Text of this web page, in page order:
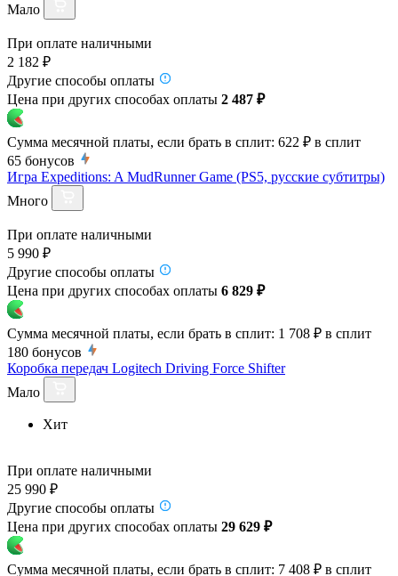
Мало
При оплате наличными
2 182 ₽
Другие способы оплаты
Цена при других способах оплаты 2 487 ₽
Сумма месячной платы, если брать в сплит: 622 ₽ в сплит
65 бонусов
Игра Expeditions: A MudRunner Game (PS5, русские субтитры)
Много
При оплате наличными
5 990 ₽
Другие способы оплаты
Цена при других способах оплаты 6 829 ₽
Сумма месячной платы, если брать в сплит: 1 708 ₽ в сплит
180 бонусов
Коробка передач Logitech Driving Force Shifter
Мало
Хит
При оплате наличными
25 990 ₽
Другие способы оплаты
Цена при других способах оплаты 29 629 ₽
Сумма месячной платы, если брать в сплит: 7 408 ₽ в сплит